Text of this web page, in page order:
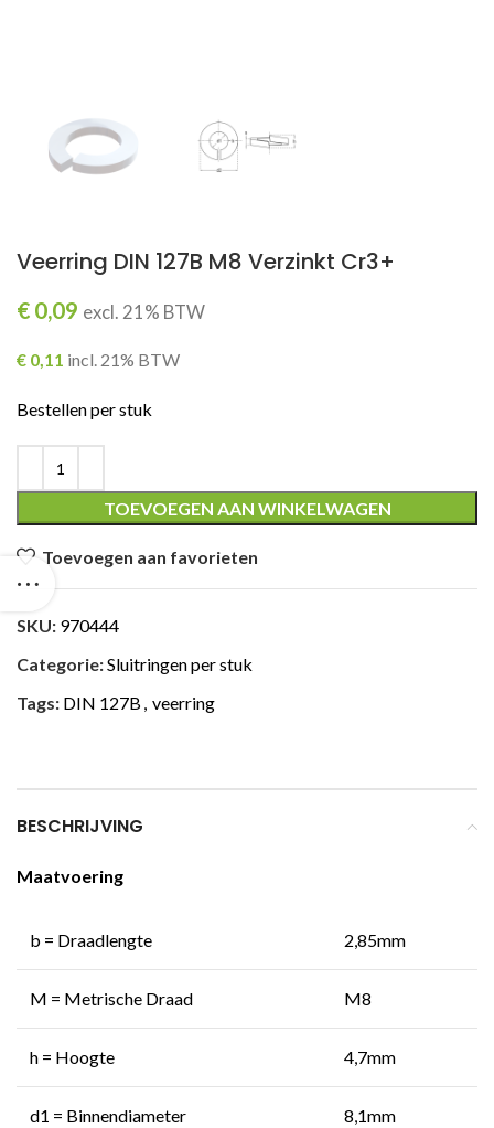
Veerring DIN 127B M8 Verzinkt Cr3+
€ 0,09 excl. 21% BTW
€ 0,11 incl. 21% BTW
Bestellen per stuk
TOEVOEGEN AAN WINKELWAGEN
Toevoegen aan favorieten
SKU: 970444
Categorie:Sluitringen per stuk
Tags: DIN 127B , veerring
BESCHRIJVING
Maatvoering
b = Draadlengte 2,85mm
M = Metrische Draad M8
h = Hoogte 4,7mm
d1 = Binnendiameter 8,1mm